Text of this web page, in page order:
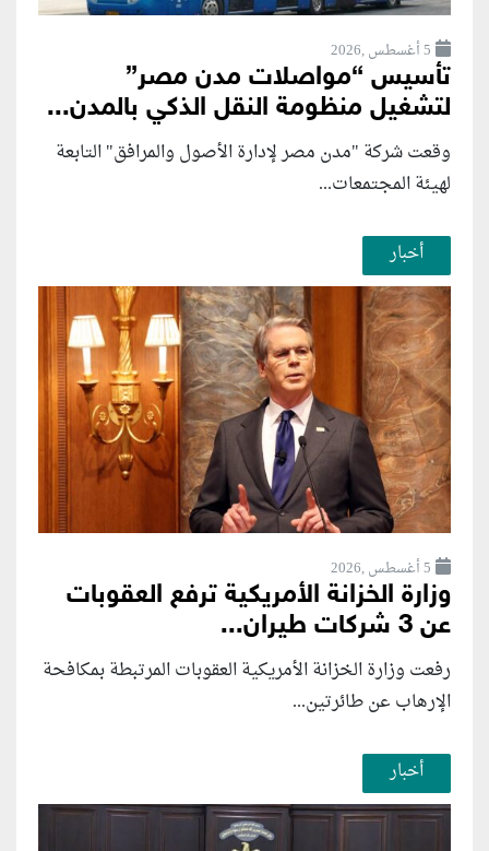
5 أغسطس ,2026
تأسيس “مواصلات مدن مصر”
لتشغيل منظومة النقل الذكي بالمدن...
وقعت شركة "مدن مصر لإدارة الأصول والمرافق" التابعة
لهيئة المجتمعات...
أخبار
5 أغسطس ,2026
وزارة الخزانة الأمريكية ترفع العقوبات
عن 3 شركات طيران...
رفعت وزارة الخزانة الأمريكية العقوبات المرتبطة بمكافحة
الإرهاب عن طائرتين...
أخبار